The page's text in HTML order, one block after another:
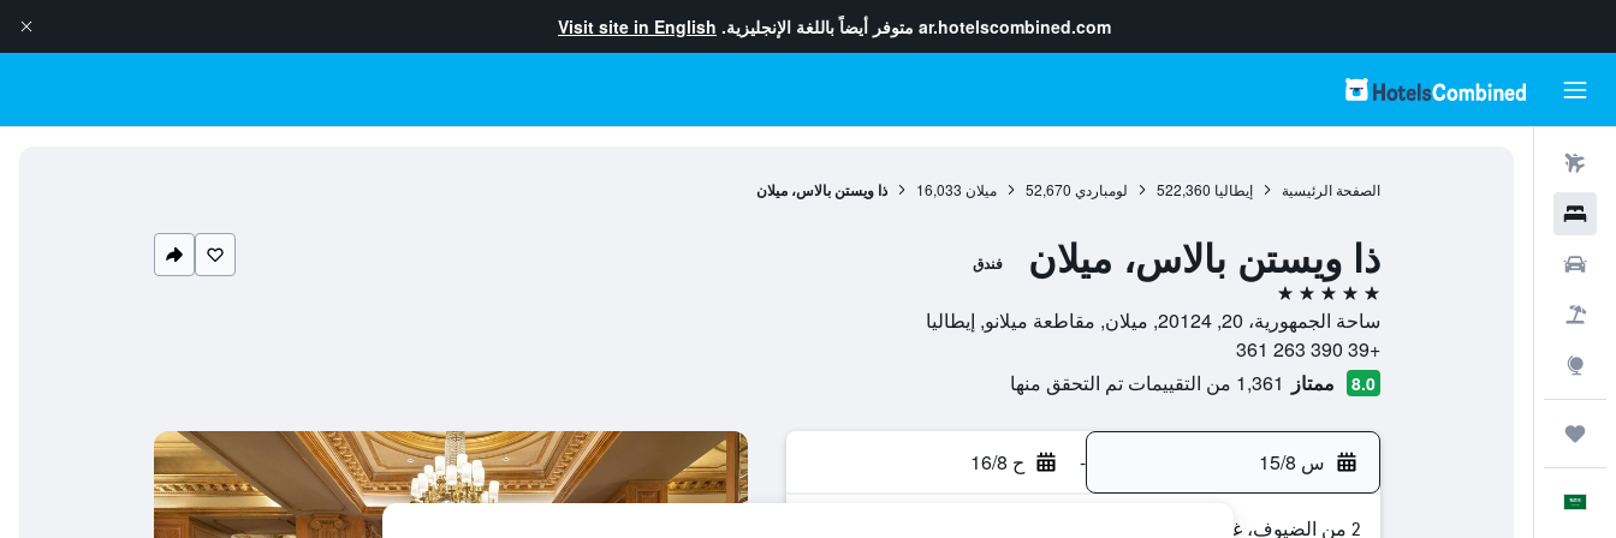
ar.hotelscombined.com متوفر أيضاً باللغة الإنجليزية. Visit site in English
الصفحة الرئيسية إيطاليا 522,360 لومباردي 52,670 ميلان 16,033 ذا ويستن بالاس، ميلان
ذا ويستن بالاس، ميلان فندق
5 نجوم
ساحة الجمهورية، 20, 20124, ميلان, مقاطعة ميلانو, إيطاليا
+39 390 263 361
8.0 ممتاز 1,361 من التقييمات تم التحقق منها
س 15/8 - ح 16/8
2 من الضيوف، غرفة واحدة